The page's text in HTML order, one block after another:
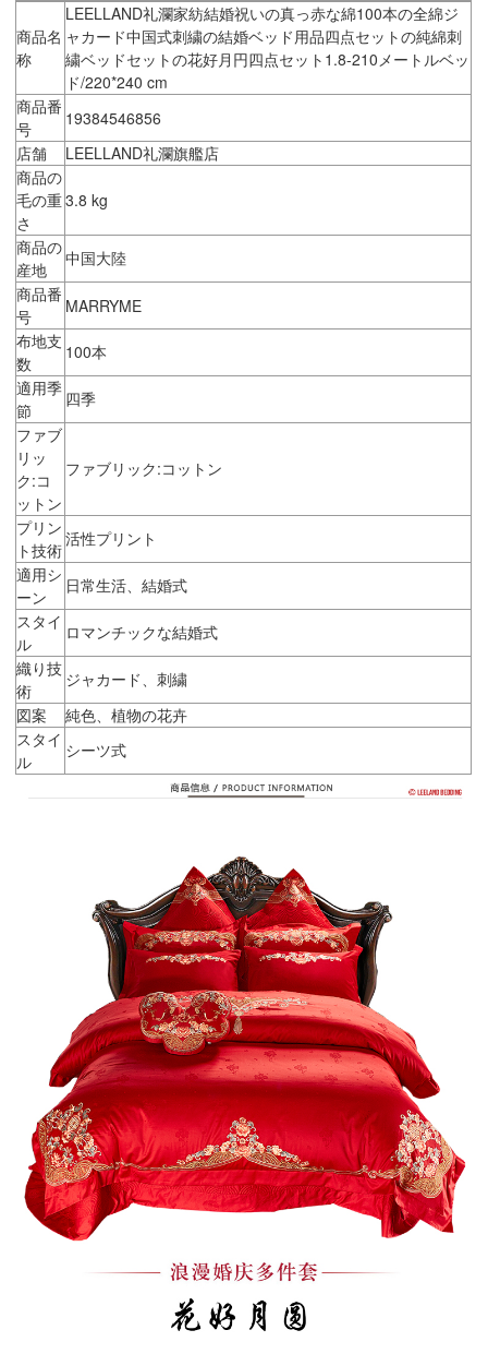
商品名
称
LEELLAND礼瀾家紡結婚祝いの真っ赤な綿100本の全綿ジ
ャカード中国式刺繍の結婚ベッド用品四点セットの純綿刺
繍ベッドセットの花好月円四点セット1.8-210メートルベッ
ド/220*240 cm
商品番
号
19384546856
店舗
LEELLAND礼瀾旗艦店
商品の
毛の重
さ
3.8 kg
商品の
産地
中国大陸
商品番
号
MARRYME
布地支
数
100本
適用季
節
四季
ファブ
リッ
ク:コ
ットン
ファブリック:コットン
プリン
ト技術
活性プリント
適用シ
ーン
日常生活、結婚式
スタイ
ル
ロマンチックな結婚式
織り技
術
ジャカード、刺繍
図案
純色、植物の花卉
スタイ
ル
シーツ式